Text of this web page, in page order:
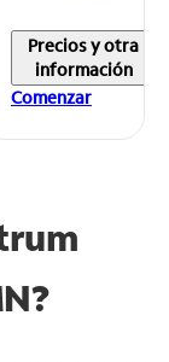
Precios y otra
información
Comenzar